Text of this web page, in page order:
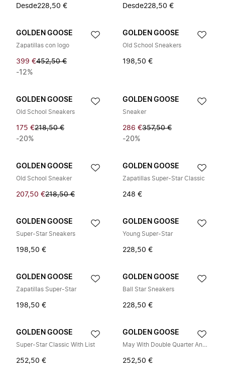
Desde228,50 € Desde228,50 €
GOLDEN GOOSE
Zapatillas con logo
399 €452,50 €
-12%
GOLDEN GOOSE
Old School Sneakers
198,50 €
GOLDEN GOOSE
Old School Sneakers
175 €218,50 €
-20%
GOLDEN GOOSE
Sneaker
286 €357,50 €
-20%
GOLDEN GOOSE
Old School Sneaker
207,50 €218,50 €
GOLDEN GOOSE
Zapatillas Super-Star Classic
248 €
GOLDEN GOOSE
Super-Star Sneakers
198,50 €
GOLDEN GOOSE
Young Super-Star
228,50 €
GOLDEN GOOSE
Zapatillas Super-Star
198,50 €
GOLDEN GOOSE
Ball Star Sneakers
228,50 €
GOLDEN GOOSE
Super-Star Classic With List
252,50 €
GOLDEN GOOSE
May With Double Quarter And Toe Sneakers
252,50 €